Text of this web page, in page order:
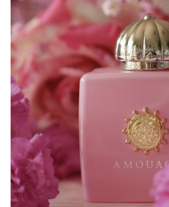
Amouage Guidance 46 For
Women - Extrait de Parfum
- Duftprobe - 2 ml
AUF LAGER